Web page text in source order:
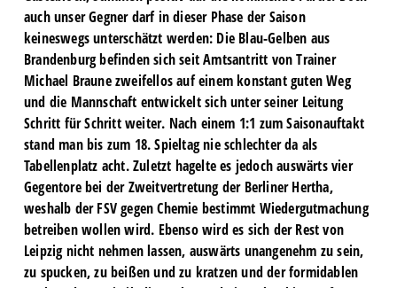
auch unser Gegner darf in dieser Phase der Saison
keineswegs unterschätzt werden: Die Blau-Gelben aus
Brandenburg befinden sich seit Amtsantritt von Trainer
Michael Braune zweifellos auf einem konstant guten Weg
und die Mannschaft entwickelt sich unter seiner Leitung
Schritt für Schritt weiter. Nach einem 1:1 zum Saisonauftakt
stand man bis zum 18. Spieltag nie schlechter da als
Tabellenplatz acht. Zuletzt hagelte es jedoch auswärts vier
Gegentore bei der Zweitvertretung der Berliner Hertha,
weshalb der FSV gegen Chemie bestimmt Wiedergutmachung
betreiben wollen wird. Ebenso wird es sich der Rest von
Leipzig nicht nehmen lassen, auswärts unangenehm zu sein,
zu spucken, zu beißen und zu kratzen und der formidablen